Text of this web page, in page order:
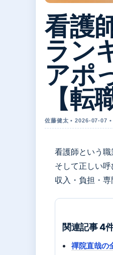
看護
ラン
アポ
【転
佐藤健太 • 2026-07-07
看護師という
そして正しい
収入・負担・
関連記事 4
禪院直哉の